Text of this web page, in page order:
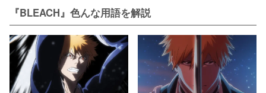
『BLEACH』色んな用語を解説